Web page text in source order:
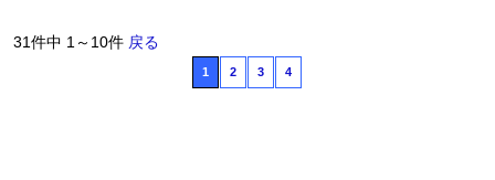
31件中 1～10件 戻る
1 2 3 4